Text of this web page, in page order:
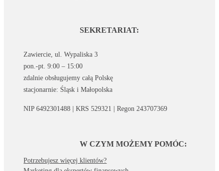
SEKRETARIAT:
Zawiercie, ul. Wypaliska 3
pon.-pt. 9:00 – 15:00
zdalnie obsługujemy całą Polskę
stacjonarnie: Śląsk i Małopolska
NIP 6492301488 | KRS 529321 | Regon 243707369
W CZYM MOŻEMY POMÓC:
Potrzebujesz więcej klientów?